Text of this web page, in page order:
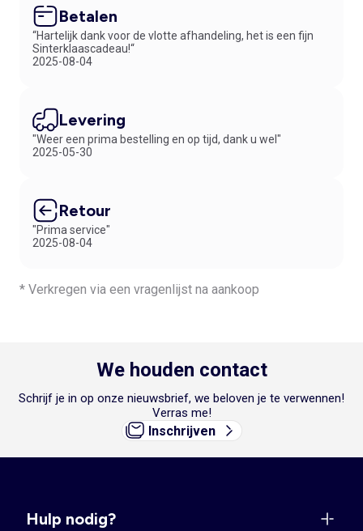
Betalen
“Hartelijk dank voor de vlotte afhandeling, het is een fijn
Sinterklaascadeau!“
2025-08-04
Levering
"Weer een prima bestelling en op tijd, dank u wel"
2025-05-30
Retour
"Prima service"
2025-08-04
* Verkregen via een vragenlijst na aankoop
We houden contact
Schrijf je in op onze nieuwsbrief, we beloven je te verwennen!
Verras me!
Inschrijven
Hulp nodig?